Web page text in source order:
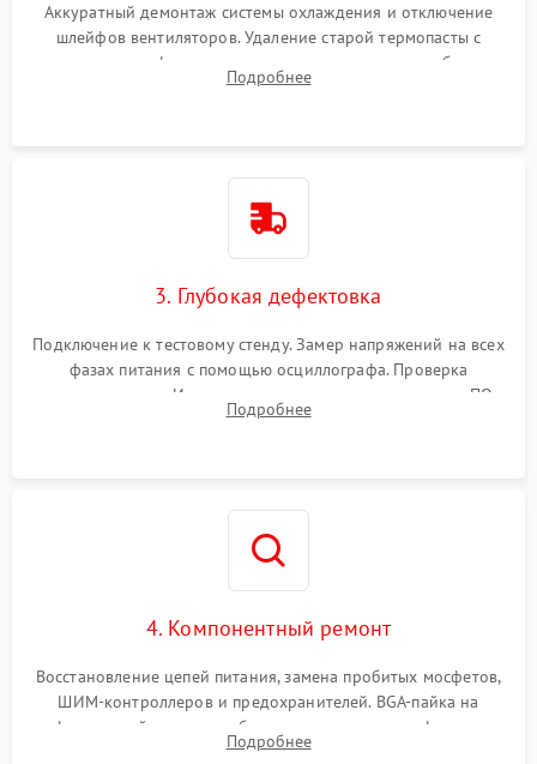
Аккуратный демонтаж системы охлаждения и отключение
шлейфов вентиляторов. Удаление старой термопасты с
кристалла графического чипа и термопрокладок с банок
памяти и зоны VRM. Очистка платы от пыли и окислов.
Подробнее
3. Глубокая дефектовка
Подключение к тестовому стенду. Замер напряжений на всех
фазах питания с помощью осциллографа. Проверка
инициализации. Использование специализированного ПО
MATS
Подробнее
4. Компонентный ремонт
Восстановление цепей питания, замена пробитых мосфетов,
ШИМ-контроллеров и предохранителей. BGA-пайка на
инфракрасной станции реболлинг или замена графического
чипа и дефектной памяти GDDR. Прошивка BIOS
Подробнее